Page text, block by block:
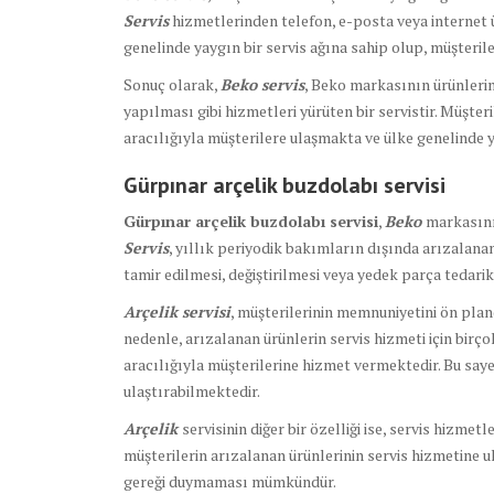
Servishizmetlerinden telefon, e-posta veya internet
genelinde yaygın bir servis ağına sahip olup,
Sonuç olarak,Beko servis, Beko markasının
yapılması gibi hizmetleri yürüten bir servistir.
aracılığıyla müşterilere ulaşmakta ve ülke genelinde
Gürpınar arçelik buzdolabı servisi
Gürpınar arçelik buzdolabı servisi,Beko
Servis, yıllık periyodik bakımların dışında
tamir edilmesi, değiştirilmesi veya yedek parça
Arçelik servisi, müşterilerinin memnuniyetini ön
nedenle, arızalanan ürünlerin servis hizmeti için
aracılığıyla müşterilerine hizmet vermektedir. Bu
ulaştırabilmektedir.
Arçelikservisinin diğer bir özelliği ise, servis
müşterilerin arızalanan ürünlerinin servis hizmetine
gereği duymaması mümkündür.